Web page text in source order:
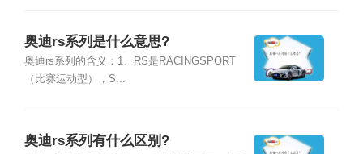
奥迪rs系列是什么意思?
奥迪rs系列的含义：1、RS是RACINGSPORT
（比赛运动型），S...
奥迪rs系列有什么区别?